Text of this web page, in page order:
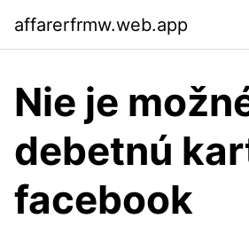
affarerfrmw.web.app
Nie je
debetnú
facebook